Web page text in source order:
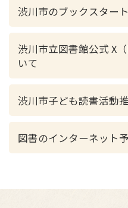
渋川市のブックスター
渋川市立図書館公式 X
いて
渋川市子ども読書活動
図書のインターネット